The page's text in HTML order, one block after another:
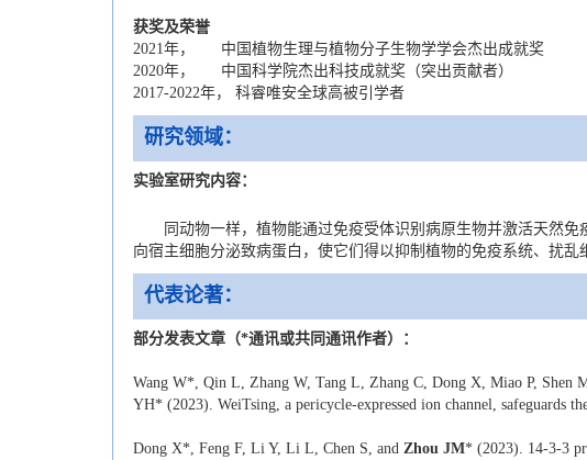
获奖及荣誉
2021年， 中国植物生理与植物分子生物学学会杰出成就奖
2020年， 中国科学院杰出科技成就奖（突出贡献者）
2017-2022年， 科睿唯安全球高被引学者
研究领域：
实验室研究内容：
同动物一样，植物能通过免疫受体识别病原生物并激活天然免
向宿主细胞分泌致病蛋白，使它们得以抑制植物的免疫系统、扰
代表论著：
部分发表文章（*通讯或共同通讯作者）：
Wang W*, Qin L, Zhang W, Tang L, Zhang C, Dong X, Miao P,
YH* (2023). WeiTsing, a pericycle-expressed ion channel, safeguards
Dong X*, Feng F, Li Y, Li L, Chen S, and Zhou JM* (2023). 14-3-3